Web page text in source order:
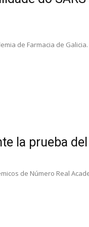
de Farmacia de
la prueba
de Número Real